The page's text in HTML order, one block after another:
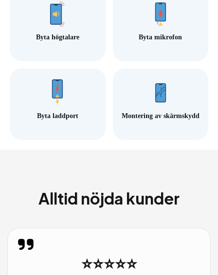
Byta högtalare Byta mikrofon
Byta laddport Montering av skärmskydd
Alltid nöjda kunder
⭐⭐⭐⭐⭐